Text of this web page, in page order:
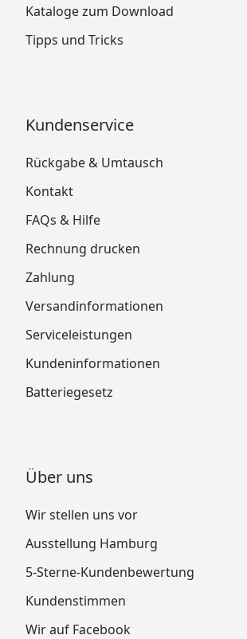
Kataloge zum Download
Tipps und Tricks
Kundenservice
Rückgabe & Umtausch
Kontakt
FAQs & Hilfe
Rechnung drucken
Zahlung
Versandinformationen
Serviceleistungen
Kundeninformationen
Batteriegesetz
Über uns
Wir stellen uns vor
Ausstellung Hamburg
5-Sterne-Kundenbewertung
Kundenstimmen
Wir auf Facebook